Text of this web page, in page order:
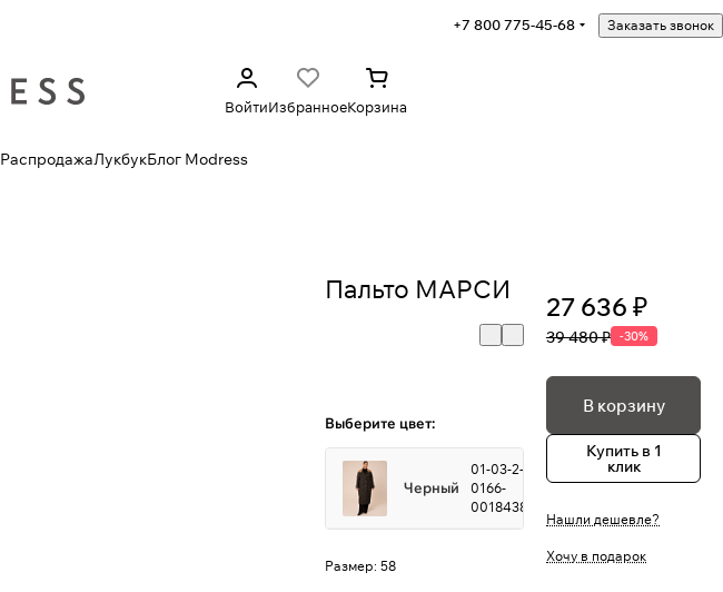
+7 800 775-45-68 Заказать звонок
ВойтиИзбранноеКорзина
РаспродажаЛукбукБлог Modress
Пальто МАРСИ
Выберите цвет:
Черный
01-03-2-
0166-
0018438
Размер: 58
27 636 ₽
39 480 ₽ -30%
В корзину
Купить в 1
клик
Нашли дешевле?
Хочу в подарок